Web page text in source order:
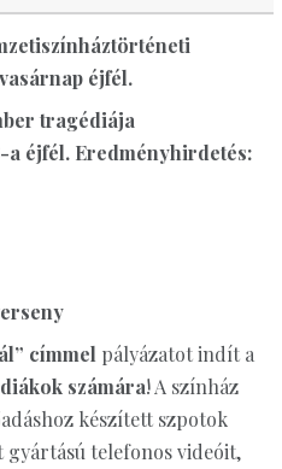
éjfél.
tragédiája
a éjfél. Eredményhirdetés:
címmel pályázatot indít a
számára! A színház
készített szpotok
gyártású telefonos videóit,